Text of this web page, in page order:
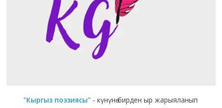
"Кыргыз поэзиясы" - күнүнө бирден ыр жарыяланып